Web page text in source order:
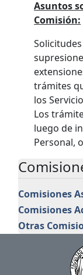
Comisiones
Comisiones
Otras
Asuntos
Comisión:
trámites
los
Los
luego de
Personal,